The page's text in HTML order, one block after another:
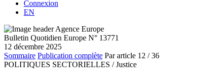
Connexion
EN
Bulletin Quotidien Europe N° 13771
12 décembre 2025
Sommaire Publication complète Par article 12 / 36
POLITIQUES SECTORIELLES / Justice